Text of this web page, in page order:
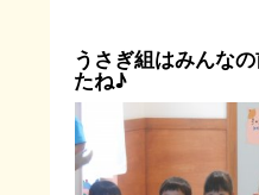
うさぎ組はみんな
たね♪